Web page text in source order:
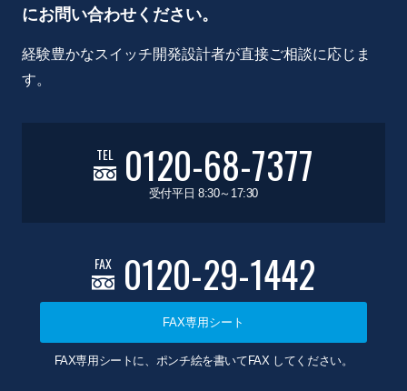
にお問い合わせください。
経験豊かなスイッチ開発設計者が直接ご相談に応じま
す。
TEL 0120-68-7377
受付平日 8:30～17:30
FAX 0120-29-1442
FAX専用シート
FAX専用シートに、ポンチ絵を書いてFAX してください。